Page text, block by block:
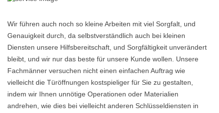
Wir führen auch noch so kleine Arbeiten mit viel Sorgfalt, und
Genauigkeit durch, da selbstverständlich auch bei kleinen
Diensten unsere Hilfsbereitschaft, und Sorgfältigkeit unverändert
bleibt, und wir nur das beste für unsere Kunde wollen. Unsere
Fachmänner versuchen nicht einen einfachen Auftrag wie
vielleicht die Türöffnungen kostspieliger für Sie zu gestalten,
indem wir Ihnen unnötige Operationen oder Materialien
andrehen, wie dies bei vielleicht anderen Schlüsseldiensten in